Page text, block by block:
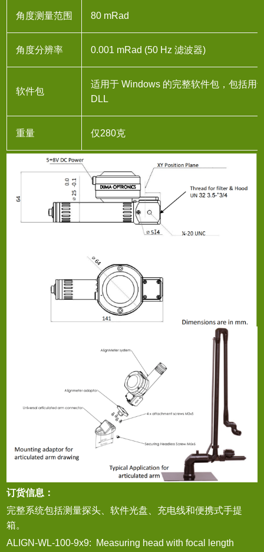
角度测量范围 80 mRad
角度分辨率 0.001 mRad (50 Hz 滤波器)
软件包
适用于 Windows 的完整软件包，包括用
DLL
重量 仅280克
订货信息：
完整系统包括测量探头、软件光盘、充电线和便携式手提
箱。
ALIGN-WL-100-9x9: Measuring head with focal length